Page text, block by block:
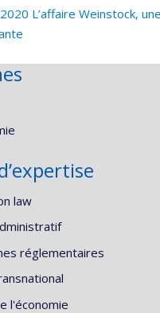
L’affaire Weinstock,
law
réglementaires
l'économie